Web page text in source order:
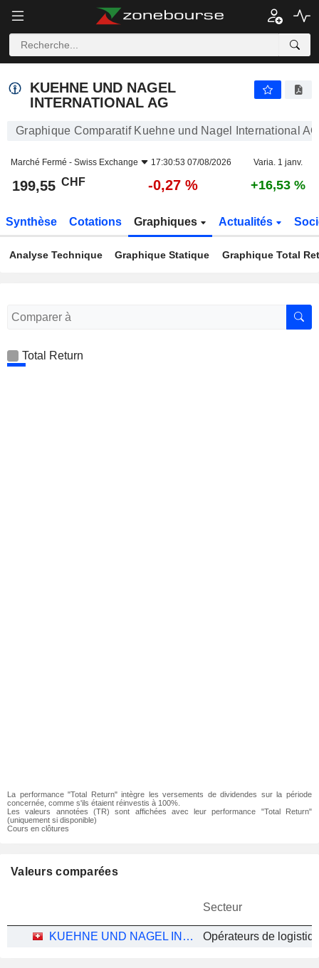
KUEHNE UND NAGEL
INTERNATIONAL AG
Graphique Comparatif Kuehne und Nagel International AG
Marché Fermé - Swiss Exchange 17:30:53 07/08/2026 Varia. 1 janv.
199,55 CHF -0,27 % +16,53 %
Synthèse Cotations Graphiques Actualités
Analyse Technique Graphique Statique Graphique Total
Total Return
La performance "Total Return" intègre les versements de dividendes sur la période
concernée, comme s'ils étaient réinvestis à 100%.
Les valeurs annotées (TR) sont affichées avec leur performance "Total Return"
(uniquement si disponible)
Cours en clôtures
Valeurs comparées
Secteur
KUEHNE UND NAGEL INTERNATIONAL AG